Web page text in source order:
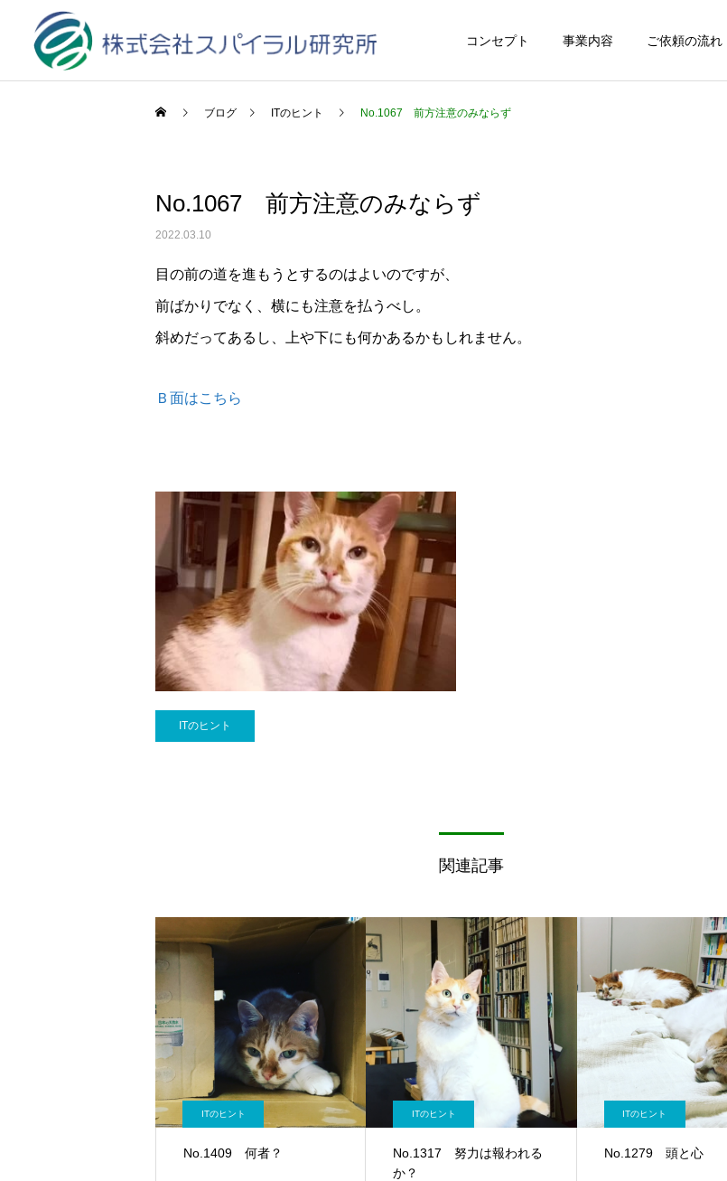
コンセプト 事業内容 ご依頼の流れ
ブログ ITのヒント No.1067 前方注意のみならず
No.1067 前方注意のみならず
2022.03.10
目の前の道を進もうとするのはよいのですが、
前ばかりでなく、横にも注意を払うべし。
斜めだってあるし、上や下にも何かあるかもしれません。
Ｂ面はこちら
ITのヒント
関連記事
ITのヒント
No.1409 何者？
ITのヒント
No.1317 努力は報われる
か？
ITのヒント
No.1279 頭と心